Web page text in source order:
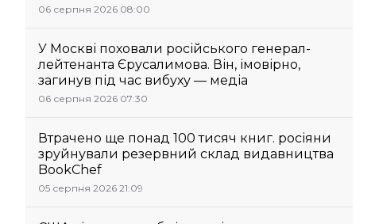
06 серпня 2026 08:00
У Москві поховали російського генерал-
лейтенанта Єрусалимова. Він, імовірно,
загинув під час вибуху — медіа
06 серпня 2026 07:30
Втрачено ще понад 100 тисяч книг. росіяни
зруйнували резервний склад видавництва
BookChef
05 серпня 2026 21:09